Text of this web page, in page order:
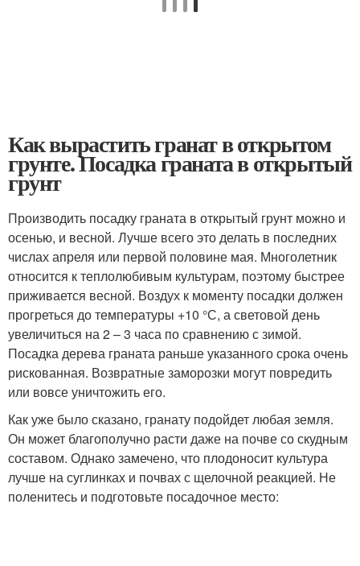
Как вырастить гранат в открытом
грунте. Посадка граната в открытый
грунт
Производить посадку граната в открытый грунт можно и
осенью, и весной. Лучше всего это делать в последних
числах апреля или первой половине мая. Многолетник
относится к теплолюбивым культурам, поэтому быстрее
приживается весной. Воздух к моменту посадки должен
прогреться до температуры +10 °С, а световой день
увеличиться на 2 – 3 часа по сравнению с зимой.
Посадка дерева граната раньше указанного срока очень
рискованная. Возвратные заморозки могут повредить
или вовсе уничтожить его.
Как уже было сказано, гранату подойдет любая земля.
Он может благополучно расти даже на почве со скудным
составом. Однако замечено, что плодоносит культура
лучше на суглинках и почвах с щелочной реакцией. Не
поленитесь и подготовьте посадочное место: